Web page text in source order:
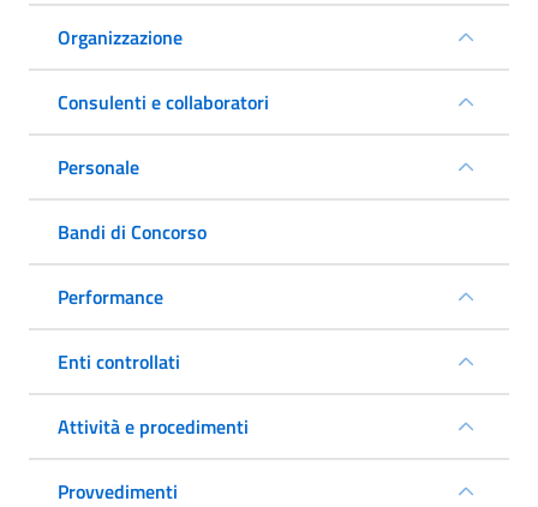
Organizzazione
Consulenti e collaboratori
Personale
Bandi di Concorso
Performance
Enti controllati
Attività e procedimenti
Provvedimenti